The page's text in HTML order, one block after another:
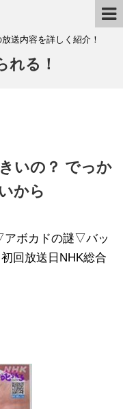
送内容を詳しく紹介！
れる！
いの？ でっか
から
ボカドの謎▽バッ
回放送日NHK総合